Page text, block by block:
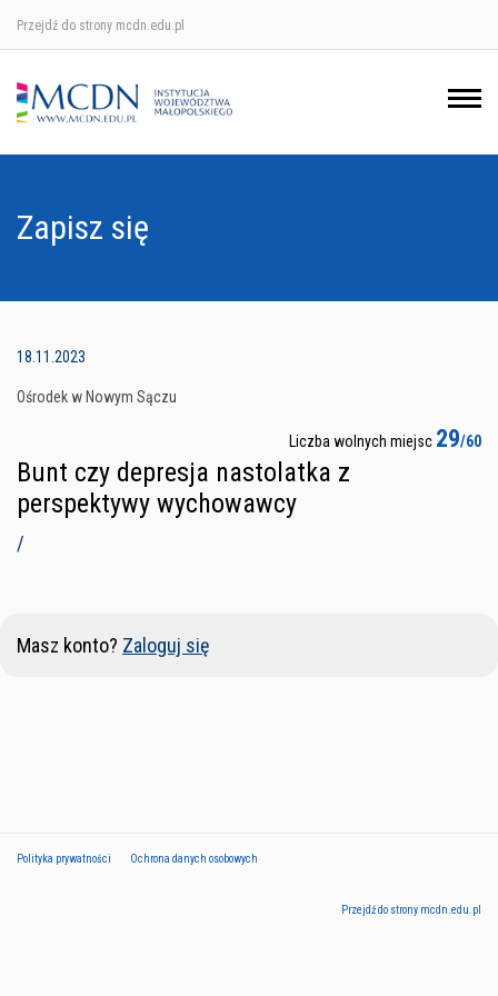
Przejdź do strony mcdn.edu.pl
Zapisz się
18.11.2023
Ośrodek w Nowym Sączu
Liczba wolnych miejsc 29/60
Bunt czy depresja nastolatka z
perspektywy wychowawcy
/
Masz konto? Zaloguj się
Polityka prywatności Ochrona danych osobowych
Przejdź do strony mcdn.edu.pl
Ośrodek w Krakowie
Ośrodek w Nowym Sączu
Ośrodek w Tarnowie